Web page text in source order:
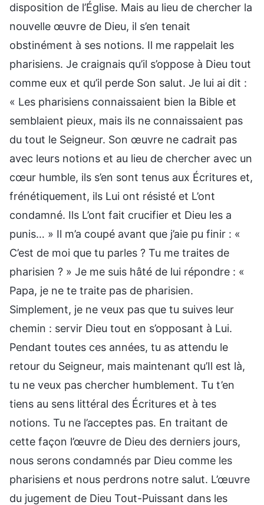
disposition de l’Église. Mais au lieu de chercher la
nouvelle œuvre de Dieu, il s’en tenait
obstinément à ses notions. Il me rappelait les
pharisiens. Je craignais qu’il s’oppose à Dieu tout
comme eux et qu’il perde Son salut. Je lui ai dit :
« Les pharisiens connaissaient bien la Bible et
semblaient pieux, mais ils ne connaissaient pas
du tout le Seigneur. Son œuvre ne cadrait pas
avec leurs notions et au lieu de chercher avec un
cœur humble, ils s’en sont tenus aux Écritures et,
frénétiquement, ils Lui ont résisté et L’ont
condamné. Ils L’ont fait crucifier et Dieu les a
punis… » Il m’a coupé avant que j’aie pu finir : «
C’est de moi que tu parles ? Tu me traites de
pharisien ? » Je me suis hâté de lui répondre : «
Papa, je ne te traite pas de pharisien.
Simplement, je ne veux pas que tu suives leur
chemin : servir Dieu tout en s’opposant à Lui.
Pendant toutes ces années, tu as attendu le
retour du Seigneur, mais maintenant qu’Il est là,
tu ne veux pas chercher humblement. Tu t’en
tiens au sens littéral des Écritures et à tes
notions. Tu ne l’acceptes pas. En traitant de
cette façon l’œuvre de Dieu des derniers jours,
nous serons condamnés par Dieu comme les
pharisiens et nous perdrons notre salut. L’œuvre
du jugement de Dieu Tout-Puissant dans les